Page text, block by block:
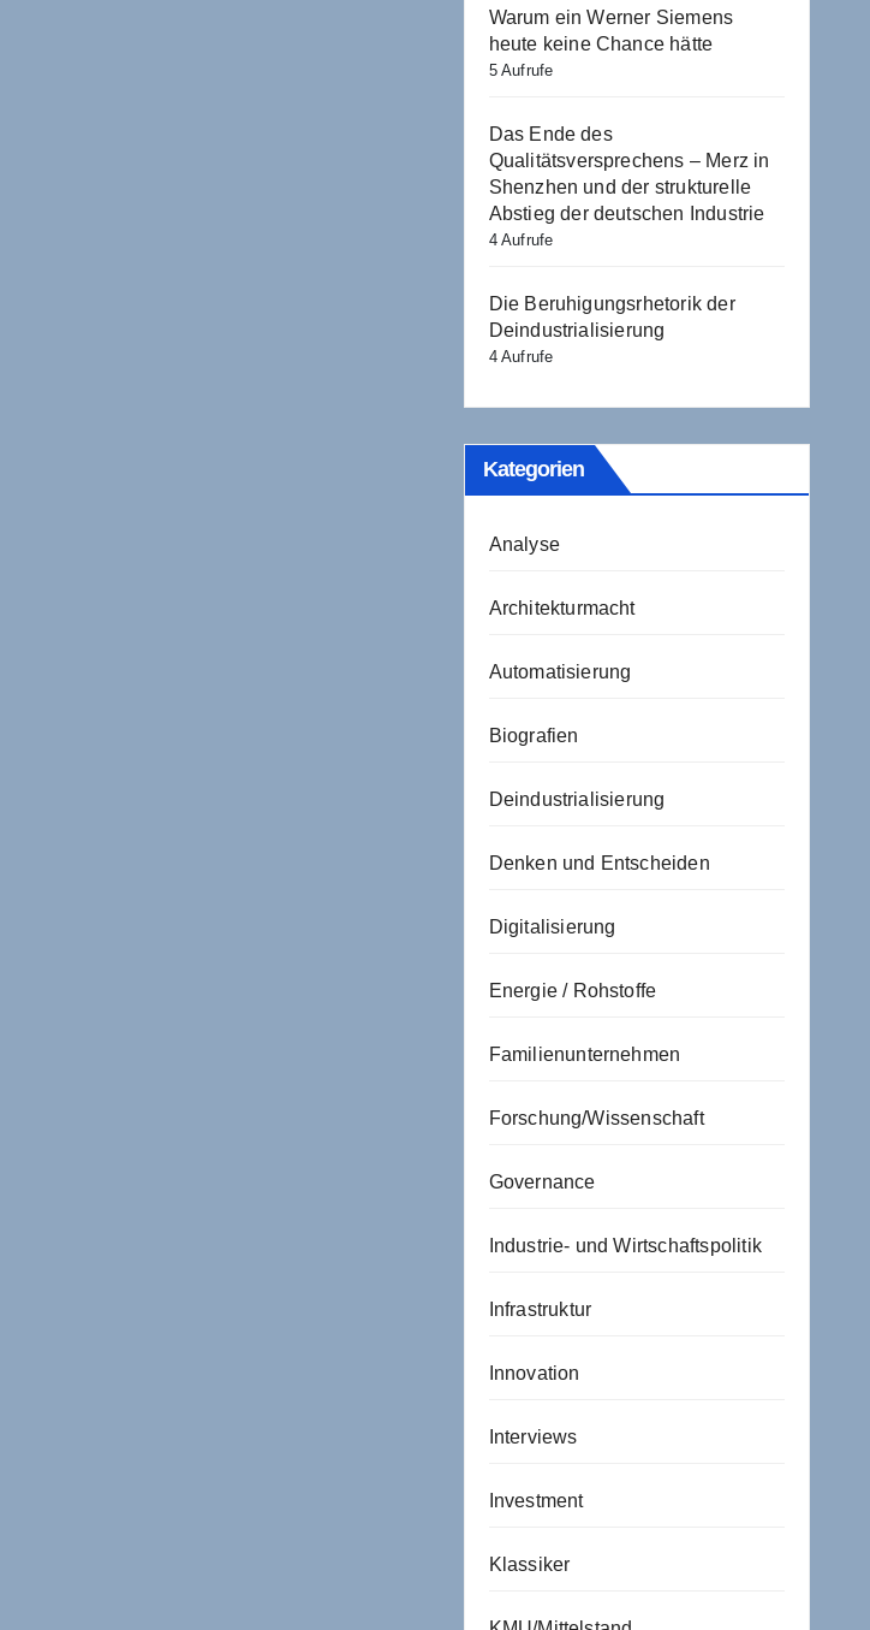
Warum ein Werner Siemens
heute keine Chance hätte
5 Aufrufe
Das Ende des
Qualitätsversprechens – Merz in
Shenzhen und der strukturelle
Abstieg der deutschen Industrie
4 Aufrufe
Die Beruhigungsrhetorik der
Deindustrialisierung
4 Aufrufe
Kategorien
Analyse
Architekturmacht
Automatisierung
Biografien
Deindustrialisierung
Denken und Entscheiden
Digitalisierung
Energie / Rohstoffe
Familienunternehmen
Forschung/Wissenschaft
Governance
Industrie- und Wirtschaftspolitik
Infrastruktur
Innovation
Interviews
Investment
Klassiker